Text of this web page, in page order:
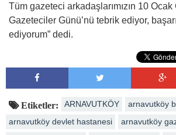
Tüm gazeteci arkadaşlarımızın 10 Ocak
Gazeteciler Günü’nü tebrik ediyor,
ediyorum” dedi.
Etiketler: ARNAVUTKÖY
arnavutköy
arnavutköy devlet hastanesi
arnavutköy